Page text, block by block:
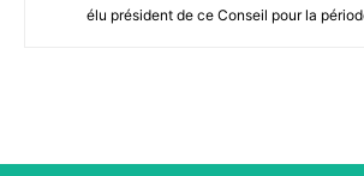
élu président de ce Conseil pour la